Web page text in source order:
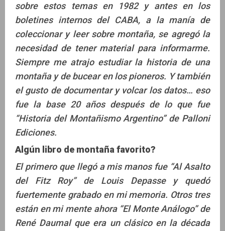
sobre estos temas en 1982 y antes en los
boletines internos del CABA, a la manía de
coleccionar y leer sobre montaña, se agregó la
necesidad de tener material para informarme.
Siempre me atrajo estudiar la historia de una
montaña y de bucear en los pioneros. Y también
el gusto de documentar y volcar los datos… eso
fue la base 20 años después de lo que fue
“Historia del Montañismo Argentino” de Palloni
Ediciones.
Algún libro de montaña favorito?
El primero que llegó a mis manos fue “Al Asalto
del Fitz Roy” de Louis Depasse y quedó
fuertemente grabado en mi memoria. Otros tres
están en mi mente ahora “El Monte Análogo” de
René Daumal que era un clásico en la década